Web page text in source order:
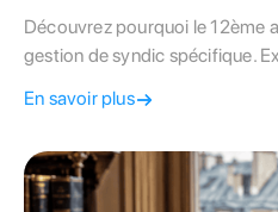
Découvrez pourquoi le 12ème
gestion de syndic spécifique.
copropriété.
En savoir plus